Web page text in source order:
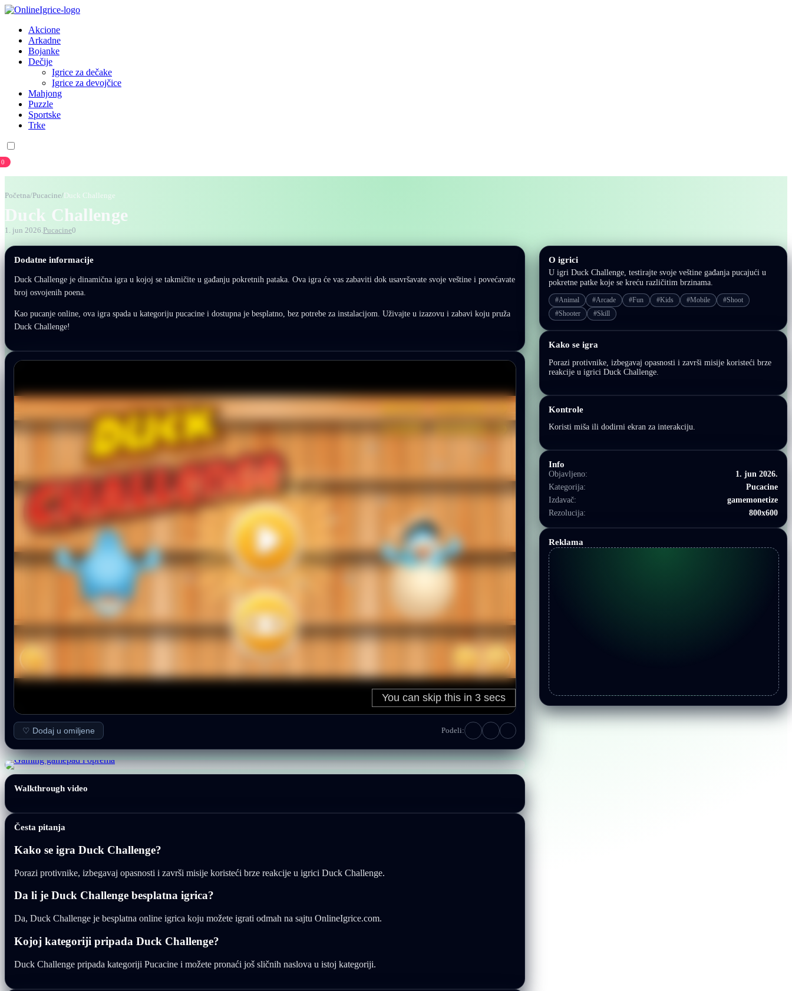
Akcione
Arkadne
Bojanke
Dečije
Igrice za dečake
Igrice za devojčice
Mahjong
Puzzle
Sportske
Trke
0
Početna/ Pucacine/ Duck Challenge
Duck Challenge
1. jun 2026.Pucacine0
Dodatne informacije
Duck Challenge je dinamična igra u kojoj se takmičite u gađanju pokretnih pataka. Ova igra će vas zabaviti dok usavršavate svoje veštine i povećavate
broj osvojenih poena.
Kao pucanje online, ova igra spada u kategoriju pucacine i dostupna je besplatno, bez potrebe za instalacijom. Uživajte u izazovu i zabavi koju pruža
Duck Challenge!
♡ Dodaj u omiljene Podeli:
Walkthrough video
Česta pitanja
Kako se igra Duck Challenge?
Porazi protivnike, izbegavaj opasnosti i završi misije koristeći brze reakcije u igrici Duck Challenge.
Da li je Duck Challenge besplatna igrica?
Da, Duck Challenge je besplatna online igrica koju možete igrati odmah na sajtu OnlineIgrice.com.
Kojoj kategoriji pripada Duck Challenge?
Duck Challenge pripada kategoriji Pucacine i možete pronaći još sličnih naslova u istoj kategoriji.
O igrici
U igri Duck Challenge, testirajte svoje veštine gađanja pucajući u
pokretne patke koje se kreću različitim brzinama.
#Animal #Arcade #Fun #Kids #Mobile
#Shoot
#Shooter
#Skill
Kako se igra
Porazi protivnike, izbegavaj opasnosti i završi misije koristeći brze
reakcije u igrici Duck Challenge.
Kontrole
Koristi miša ili dodirni ekran za interakciju.
Info
Objavljeno:
1. jun 2026.
Kategorija:
Pucacine
Izdavač:
gamemonetize
Rezolucija:
800x600
Reklama